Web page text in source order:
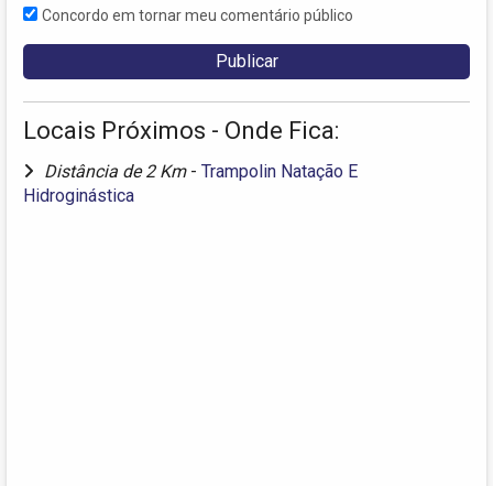
Concordo em tornar meu comentário público
Locais Próximos - Onde Fica:
Distância de 2 Km - Trampolin Natação E
Hidroginástica